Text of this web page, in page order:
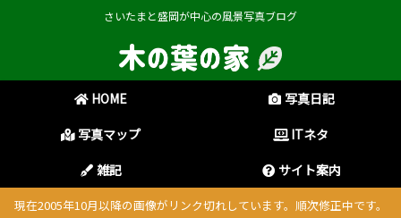
さいたまと盛岡が中心の風景写真ブログ
HOME
写真日記
写真マップ
ITネタ
雑記
サイト案内
現在2005年10月以降の画像がリンク切れしています。順次修正中です。